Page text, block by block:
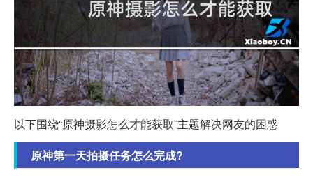
以下围绕“原神摄影怎么才能获取”主题解决网友的困惑
原神第一天拍摄任务怎么完成?